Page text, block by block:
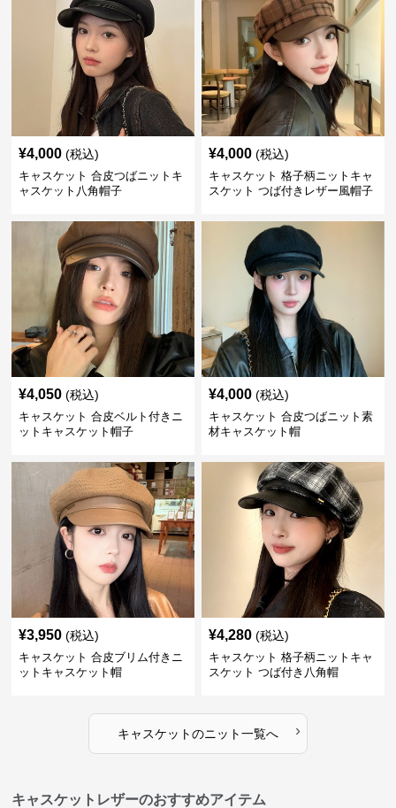
¥4,000 (税込)
キャスケット 合皮つばニットキ
ャスケット八角帽子
¥4,000 (税込)
キャスケット 格子柄ニットキャ
スケット つば付きレザー風帽子
¥4,050 (税込)
キャスケット 合皮ベルト付きニ
ットキャスケット帽子
¥4,000 (税込)
キャスケット 合皮つばニット素
材キャスケット帽
¥3,950 (税込)
キャスケット 合皮ブリム付きニ
ットキャスケット帽
¥4,280 (税込)
キャスケット 格子柄ニットキャ
スケット つば付き八角帽
キャスケットのニット一覧へ ›
キャスケットレザーのおすすめアイテム